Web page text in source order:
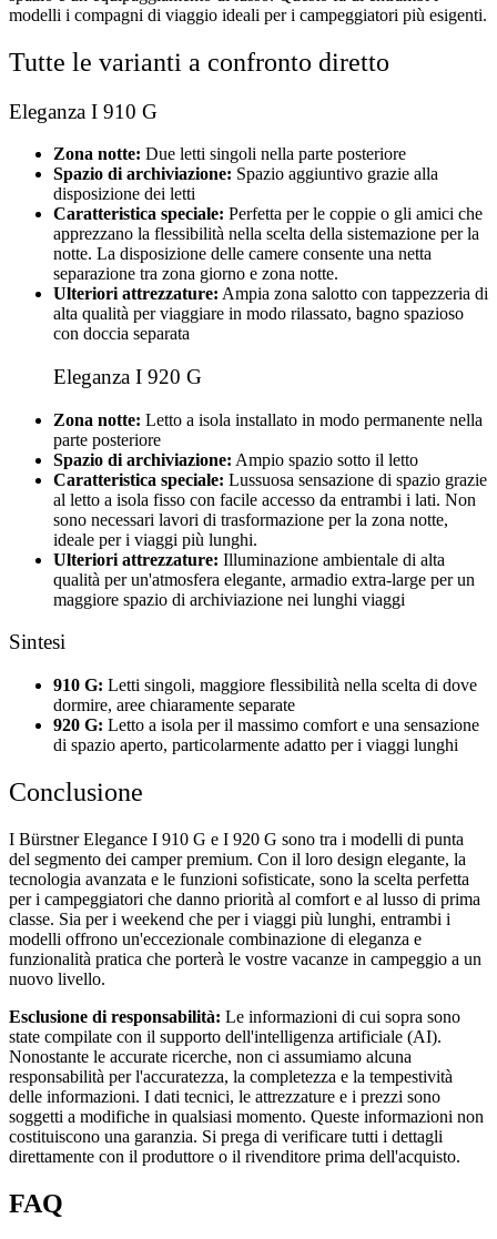
modelli i compagni di viaggio ideali per i campeggiatori più esigenti.
Tutte le varianti a confronto diretto
Eleganza I 910 G
Zona notte: Due letti singoli nella parte posteriore
Spazio di archiviazione: Spazio aggiuntivo grazie alla
disposizione dei letti
Caratteristica speciale: Perfetta per le coppie o gli amici che
apprezzano la flessibilità nella scelta della sistemazione per la
notte. La disposizione delle camere consente una netta
separazione tra zona giorno e zona notte.
Ulteriori attrezzature: Ampia zona salotto con tappezzeria di
alta qualità per viaggiare in modo rilassato, bagno spazioso
con doccia separata
Eleganza I 920 G
Zona notte: Letto a isola installato in modo permanente nella
parte posteriore
Spazio di archiviazione: Ampio spazio sotto il letto
Caratteristica speciale: Lussuosa sensazione di spazio grazie
al letto a isola fisso con facile accesso da entrambi i lati. Non
sono necessari lavori di trasformazione per la zona notte,
ideale per i viaggi più lunghi.
Ulteriori attrezzature: Illuminazione ambientale di alta
qualità per un'atmosfera elegante, armadio extra-large per un
maggiore spazio di archiviazione nei lunghi viaggi
Sintesi
910 G: Letti singoli, maggiore flessibilità nella scelta di dove
dormire, aree chiaramente separate
920 G: Letto a isola per il massimo comfort e una sensazione
di spazio aperto, particolarmente adatto per i viaggi lunghi
Conclusione
I Bürstner Elegance I 910 G e I 920 G sono tra i modelli di punta
del segmento dei camper premium. Con il loro design elegante, la
tecnologia avanzata e le funzioni sofisticate, sono la scelta perfetta
per i campeggiatori che danno priorità al comfort e al lusso di prima
classe. Sia per i weekend che per i viaggi più lunghi, entrambi i
modelli offrono un'eccezionale combinazione di eleganza e
funzionalità pratica che porterà le vostre vacanze in campeggio a un
nuovo livello.
Esclusione di responsabilità: Le informazioni di cui sopra sono
state compilate con il supporto dell'intelligenza artificiale (AI).
Nonostante le accurate ricerche, non ci assumiamo alcuna
responsabilità per l'accuratezza, la completezza e la tempestività
delle informazioni. I dati tecnici, le attrezzature e i prezzi sono
soggetti a modifiche in qualsiasi momento. Queste informazioni non
costituiscono una garanzia. Si prega di verificare tutti i dettagli
direttamente con il produttore o il rivenditore prima dell'acquisto.
FAQ